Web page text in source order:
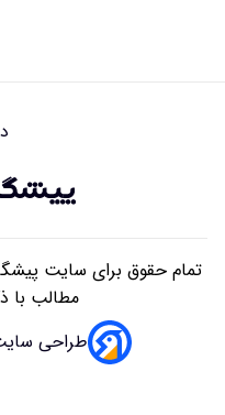
تأثیر پنهانی داروهای جدید
تمام حقوق برای سایت
مطالب با
طراحی